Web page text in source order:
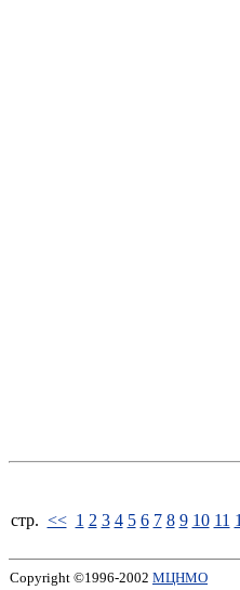
стp. << 1 2 3 4 5 6 7 8 9 10 11
Copyright ©1996-2002 МЦНМО